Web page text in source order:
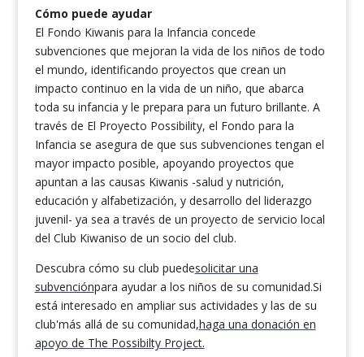
Cómo puede ayudar
El Fondo Kiwanis para la Infancia concede
subvenciones que mejoran la vida de los niños de todo
el mundo, identificando proyectos que crean un
impacto continuo en la vida de un niño, que abarca
toda su infancia y le prepara para un futuro brillante. A
través de El Proyecto Possibility, el Fondo para la
Infancia se asegura de que sus subvenciones tengan el
mayor impacto posible, apoyando proyectos que
apuntan a las causas Kiwanis -salud y nutrición,
educación y alfabetización, y desarrollo del liderazgo
juvenil- ya sea a través de un proyecto de servicio local
del Club Kiwaniso de un socio del club.
Descubra cómo su club puedesolicitar una
subvenciónpara ayudar a los niños de su comunidad.Si
está interesado en ampliar sus actividades y las de su
club'más allá de su comunidad,haga una donación en
apoyo de The Possibilty Project.